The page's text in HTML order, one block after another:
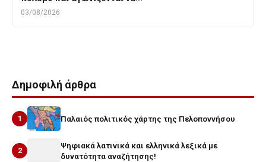
03/08/2026
Δημοφιλή άρθρα
1 Παλαιός πολιτικός χάρτης της Πελοποννήσου
2
Ψηφιακά λατινικά και ελληνικά λεξικά με
δυνατότητα αναζήτησης!